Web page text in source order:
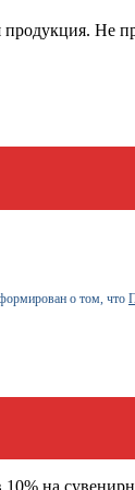
Не
о том, что
на